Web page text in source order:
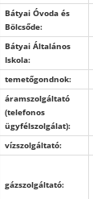
Bátyai Óvoda és
Bölcsőde:
Bátyai Általános
Iskola:
temetőgondnok:
áramszolgáltató
(telefonos
ügyfélszolgálat):
vízszolgáltató:
gázszolgáltató: